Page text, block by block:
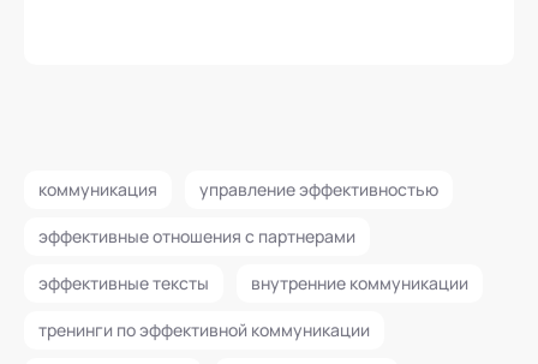
коммуникация управление эффективностью
эффективные отношения с партнерами
эффективные тексты внутренние коммуникации
тренинги по эффективной коммуникации